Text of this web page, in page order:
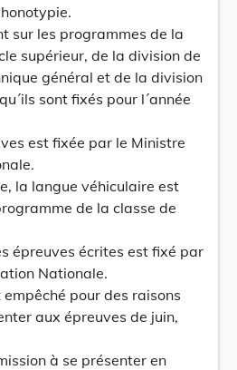
sur les programmes de la
supérieur, de la division de
général et de la division
sont fixés pour l´année
est fixée par le Ministre
la langue véhiculaire est
de la classe de
épreuves écrites est fixé par
Nationale.
pour des raisons
aux épreuves de juin,
à se présenter en